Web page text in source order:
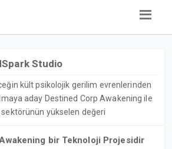
Studio
kült psikolojik gerilim evrenlerinden
aday Destined Corp Awakening ile
yükselen değeri
bir Teknoloji Projesidir